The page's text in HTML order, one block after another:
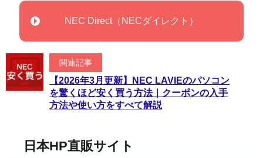
NEC Direct（NECダイレクト）
関連記事
【2026年3月更新】NEC LAVIEのパソコン
を驚くほど安く買う方法｜クーポンの入手
方法や使い方をすべて解説
日本HP直販サイト